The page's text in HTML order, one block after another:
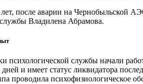
после аварии на Чернобыльской
Владилена Абрамова.
психологической службы начали
и имеет статус ликвидатора
проводила психофизиологическое